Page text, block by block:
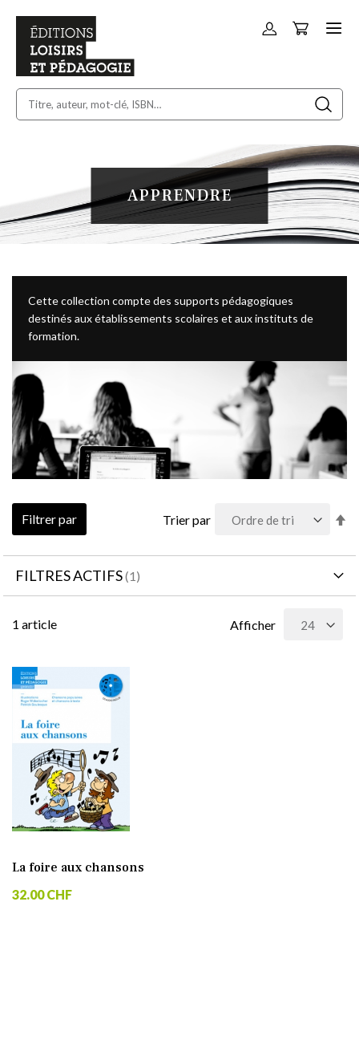
Allez
Panier
APPRENDRE
Cette collection compte des supports pédagogiques
destinés aux établissements scolaires et aux instituts de
formation.
1 article Afficher
Trier par
La foire aux chansons
32.00 CHF
Filtrer par
FILTRES ACTIFS